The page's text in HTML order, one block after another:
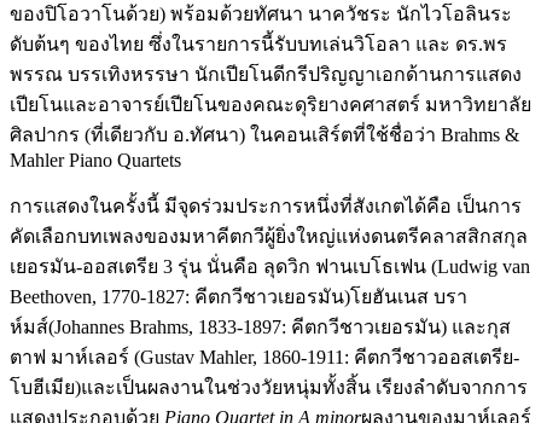
ของปิโอวาโนด้วย) พร้อมด้วยทัศนา นาควัชระ นักไวโอลินระ
ดับต้นๆ ของไทย ซึ่งในรายการนี้รับบทเล่นวิโอลา และ ดร.พร
พรรณ บรรเทิงหรรษา นักเปียโนดีกรีปริญญาเอกด้านการแสดง
เปียโนและอาจารย์เปียโนของคณะดุริยางคศาสตร์ มหาวิทยาลัย
ศิลปากร (ที่เดียวกับ อ.ทัศนา) ในคอนเสิร์ตที่ใช้ชื่อว่า Brahms &
Mahler Piano Quartets
การแสดงในครั้งนี้ มีจุดร่วมประการหนึ่งที่สังเกตได้คือ เป็นการ
คัดเลือกบทเพลงของมหาคีตกวีผู้ยิ่งใหญ่แห่งดนตรีคลาสสิกสกุล
เยอรมัน-ออสเตรีย 3 รุ่น นั่นคือ ลุดวิก ฟานเบโธเฟน (Ludwig van
Beethoven, 1770-1827: คีตกวีชาวเยอรมัน)โยฮันเนส บรา
ห์มส์(Johannes Brahms, 1833-1897: คีตกวีชาวเยอรมัน) และกุส
ตาฟ มาห์เลอร์ (Gustav Mahler, 1860-1911: คีตกวีชาวออสเตรีย-
โบฮีเมีย)และเป็นผลงานในช่วงวัยหนุ่มทั้งสิ้น เรียงลำดับจากการ
แสดงประกอบด้วย Piano Quartet in A minorผลงานของมาห์เลอร์